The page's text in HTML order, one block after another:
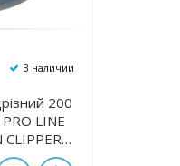
В наличии
200
LINE